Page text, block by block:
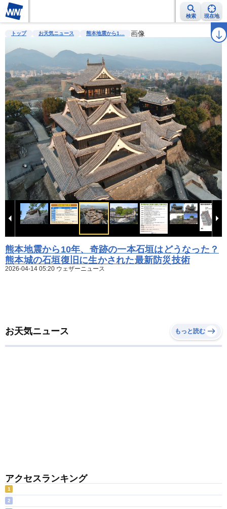
検索 現在地
雨雲レーダー 台風情報 地震情報 警報・注意報 ラ
トップ お天気ニュース 熊本地震から1… 画像
熊本地震から10年、奇跡の一本石垣はどうなった？
熊本城の石垣復旧に生かされた最新防災技術
2026-04-14 05:20 ウェザーニュース
お天気ニュース もっと読む
アクセスランキング
1
2